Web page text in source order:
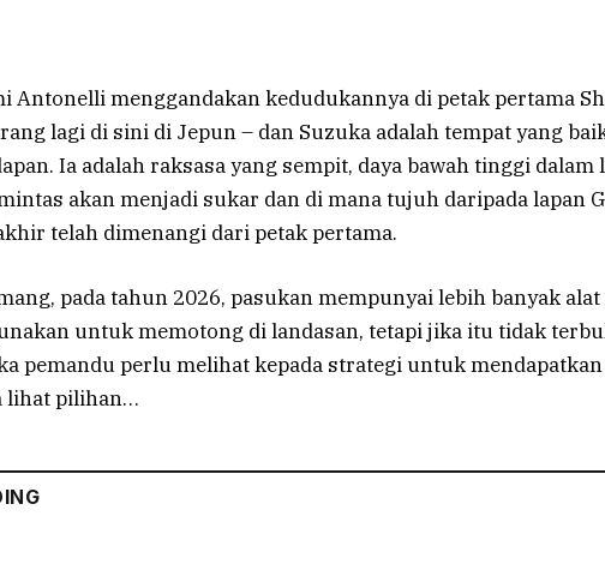
Antonelli menggandakan kedudukannya di petak pertama
lagi di sini di Jepun – dan Suzuka adalah tempat yang
Ia adalah raksasa yang sempit, daya bawah tinggi dalam
akan menjadi sukar dan di mana tujuh daripada lapan
telah dimenangi dari petak pertama.
pada tahun 2026, pasukan mempunyai lebih banyak
untuk memotong di landasan, tetapi jika itu tidak
pemandu perlu melihat kepada strategi untuk
lihat pilihan…